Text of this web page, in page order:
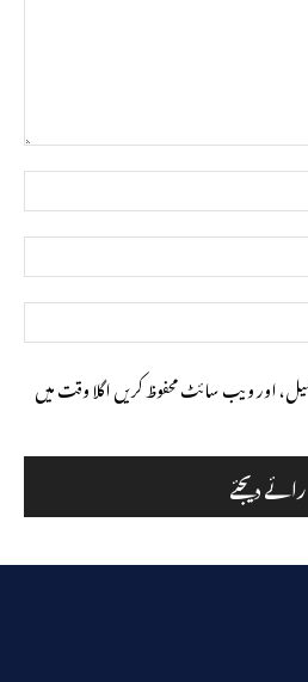
نام*
ای
میل*
ویب
سائٹ
اور ویب سائٹ محفوظ کریں اگلا وقت میں